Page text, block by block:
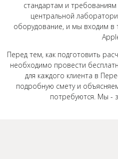
стандартам и
центральной
оборудование, и мы входим в
Перед тем, как подготовить
необходимо провести
для каждого клиента в
подробную смету и
потребуются. Мы -